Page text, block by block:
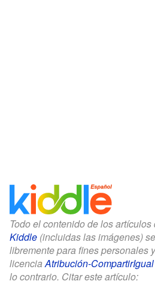
Todo el contenido de los artículos
Kiddle (incluidas las imágenes)
libremente para fines personales
licenciaAtribución-CompartirIgual
lo contrario. Citar este artículo: